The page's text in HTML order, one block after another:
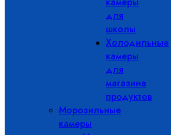
для
школы
Холодильные
камеры
для
магазина
продуктов
Морозильные
камеры